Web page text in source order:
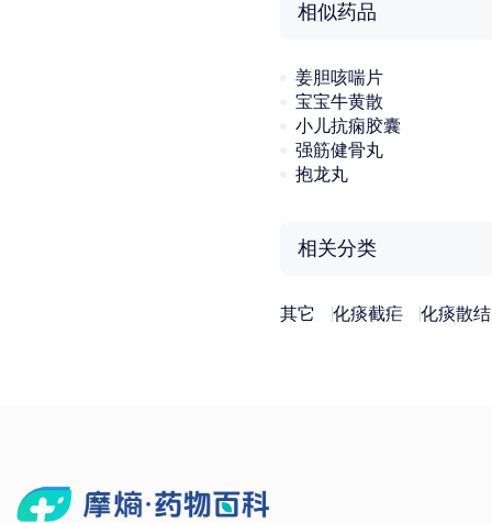
相似药品
姜胆咳喘片
宝宝牛黄散
小儿抗痫胶囊
强筋健骨丸
抱龙丸
相关分类
其它 化痰截疟 化痰散结